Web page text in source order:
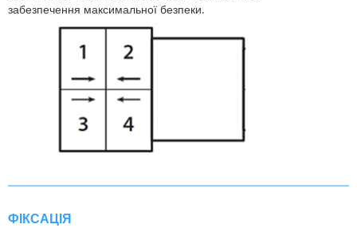
забезпечення максимальної безпеки.
ФІКСАЦІЯ